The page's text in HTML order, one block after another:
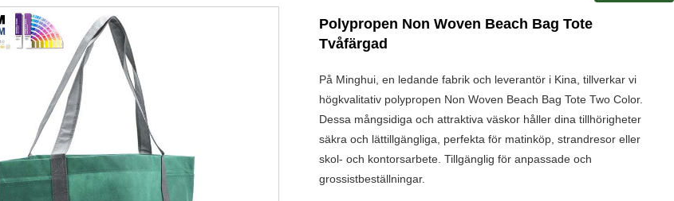
Polypropen Non Woven Beach Bag Tote
Tvåfärgad
På Minghui, en ledande fabrik och leverantör i Kina, tillverkar vi
högkvalitativ polypropen Non Woven Beach Bag Tote Two Color.
Dessa mångsidiga och attraktiva väskor håller dina tillhörigheter
säkra och lättillgängliga, perfekta för matinköp, strandresor eller
skol- och kontorsarbete. Tillgänglig för anpassade och
grossistbeställningar.